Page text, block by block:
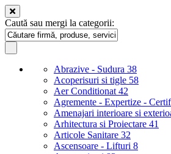
Caută sau mergi la categorii:
Abrazive - Sudura 38
Acoperisuri si tigle 58
Aer Conditionat 42
Agremente - Expertize -
Amenajari interioare si
Arhitectura si Proiectare 41
Articole Sanitare 32
Ascensoare - Lifturi 8